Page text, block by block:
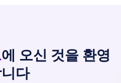
에 오신 것을 환영
다